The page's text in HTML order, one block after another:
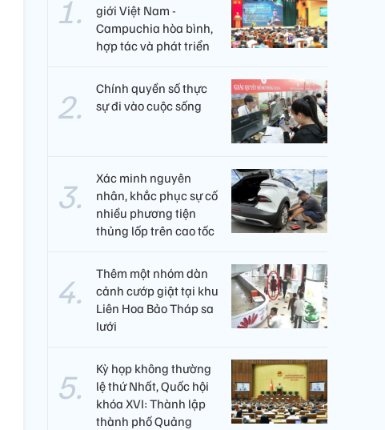
giới Việt Nam -
Campuchia hòa bình,
hợp tác và phát triển
Chính quyền số thực
sự đi vào cuộc sống
Xác minh nguyên
nhân, khắc phục sự cố
nhiều phương tiện
thủng lốp trên cao tốc
Thêm một nhóm dàn
cảnh cướp giật tại khu
Liên Hoa Bảo Tháp sa
lưới
Kỳ họp không thường
lệ thứ Nhất, Quốc hội
khóa XVI: Thành lập
thành phố Quảng